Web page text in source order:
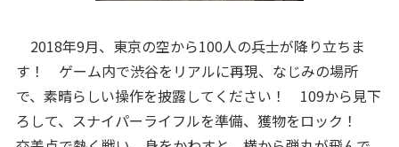
2018年9月、東京の空から100人の兵士が降り立ちま
す！ ゲーム内で渋谷をリアルに再現、なじみの場所
で、素晴らしい操作を披露してください！ 109から見下
ろして、スナイパーライフルを準備、獲物をロック！